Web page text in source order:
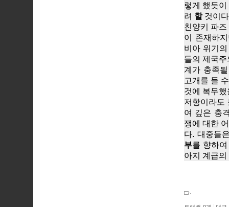
렇게 했듯
려 할것이
친양키 파
이 존재하
비아 위기
들의 제국
계가 충족
고개를 들
것에 복무
저항이라도
여 깊은 충
쟁에 대한
다. 대중들
부를 향하
아지 계급